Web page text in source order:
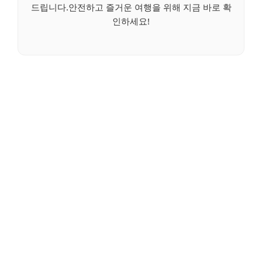
드립니다.안전하고 즐거운 여행을 위해 지금 바로 확
인하세요!